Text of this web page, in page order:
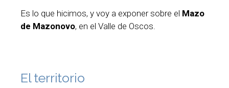
Es lo que hicimos, y voy a exponer sobre el Mazo
de Mazonovo, en el Valle de Oscos.
El territorio